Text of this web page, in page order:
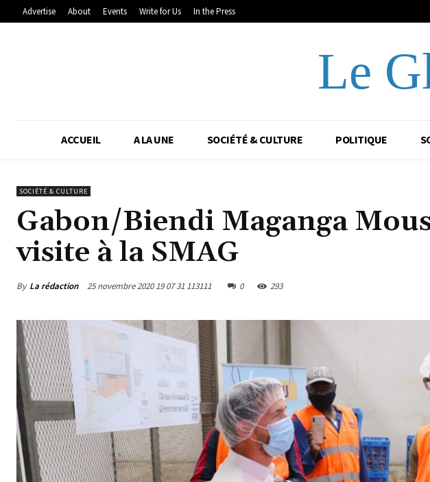
Advertise About Events Write for Us In the Press
Le
ACCUEIL A LA UNE SOCIÉTÉ & CULTURE POLITIQUE
SOCIÉTÉ & CULTURE
Gabon/Biendi Maganga
visite à la SMAG
By La rédaction 25 novembre 2020 19 07 31 113111 0 293